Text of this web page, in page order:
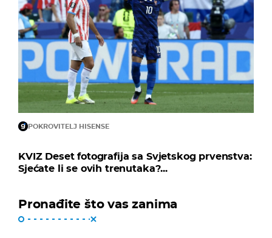
POKROVITELJ HISENSE
KVIZ Deset fotografija sa Svjetskog prvenstva:
Sjećate li se ovih trenutaka?...
Pronađite što vas zanima